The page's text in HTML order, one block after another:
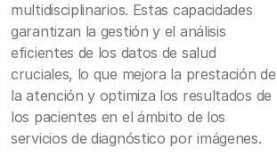
multidisciplinarios. Estas capacidades
garantizan la gestión y el análisis
eficientes de los datos de salud
cruciales, lo que mejora la prestación de
la atención y optimiza los resultados de
los pacientes en el ámbito de los
servicios de diagnóstico por imágenes.